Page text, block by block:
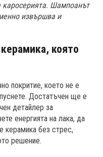
каросерията. Шампоанът
извършва и
керамика, която
покритие, което не е
Достатъчен ще е
детайлер за
енергията на лака, да
керамика без стрес,
решение.